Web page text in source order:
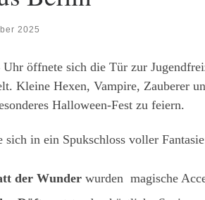
2025
öffnete sich die Tür zur
Kleine Hexen, Vampire, Zauberer
Halloween-Fest zu feiern.
sich in ein Spukschloss voller
der Wunder wurden magische